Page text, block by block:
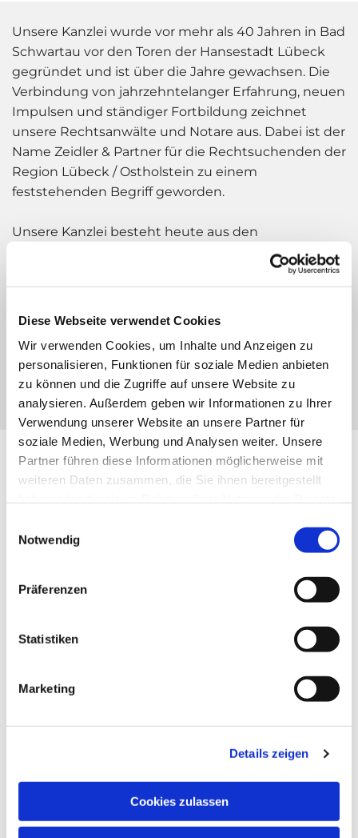
Diese Webseite verwendet Cookies
Wir verwenden Cookies, um Inhalte und Anzeigen zu
personalisieren, Funktionen für soziale Medien anbieten
zu können und die Zugriffe auf unsere Website zu
analysieren. Außerdem geben wir Informationen zu Ihrer
Verwendung unserer Website an unsere Partner für
soziale Medien, Werbung und Analysen weiter. Unsere
Partner führen diese Informationen möglicherweise mit
weiteren Daten zusammen, die Sie ihnen bereitgestellt
Notwendig
Präferenzen
Statistiken
Marketing
Details zeigen
Cookies zulassen
Unsere Kanzlei wurde vor mehr als 40 Jahren in Bad
Schwartau vor den Toren der Hansestadt Lübeck
gegründet und ist über die Jahre gewachsen. Die
Verbindung von jahrzehntelanger Erfahrung, neuen
Impulsen und ständiger Fortbildung zeichnet
unsere Rechtsanwälte und Notare aus. Dabei ist der
Name Zeidler & Partner für die Rechtsuchenden der
Region Lübeck / Ostholstein zu einem
feststehenden Begriff geworden.
Unsere Kanzlei besteht heute aus den
Rechtsanwälten und Notaren Holger Röske und
Thomas Biernath, Rechtsanwältin und Notarin Dr.
Silke Reimer und Rechtsanwältin Ina Muxfeldt, die
Rechtsanwalt Lennardt Henke und Rechtsanwältin
Annkathrin Jedtberg.
Fachgebiete